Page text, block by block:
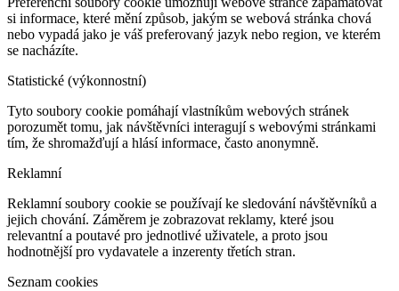
si informace, které mění způsob, jakým se webová stránka chová
nebo vypadá jako je váš preferovaný jazyk nebo region, ve kterém
se nacházíte.
Statistické (výkonnostní)
Tyto soubory cookie pomáhají vlastníkům webových stránek
porozumět tomu, jak návštěvníci interagují s webovými stránkami
tím, že shromažďují a hlásí informace, často anonymně.
Reklamní
Reklamní soubory cookie se používají ke sledování návštěvníků a
jejich chování. Záměrem je zobrazovat reklamy, které jsou
relevantní a poutavé pro jednotlivé uživatele, a proto jsou
hodnotnější pro vydavatele a inzerenty třetích stran.
Seznam cookies